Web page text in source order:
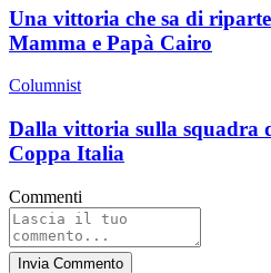
Una vittoria che sa di
Mamma e Papà Cairo
Columnist
Dalla vittoria sulla squadra
Coppa Italia
Commenti
Invia Commento